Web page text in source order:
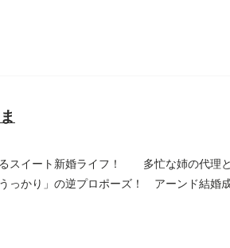
スイート新婚ライフ！ 多忙な姉の代理
うっかり」の逆プロポーズ！ アーンド結